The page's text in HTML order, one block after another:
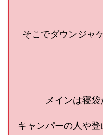
そこでダウンジャ
メインは寝
キャンパーの人や